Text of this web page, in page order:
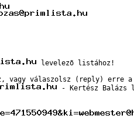
levelezõ listához!
vagy válaszolsz (reply) erre
- Kertész